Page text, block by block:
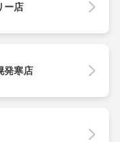
ー店
発寒店